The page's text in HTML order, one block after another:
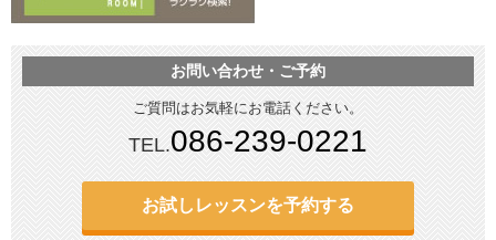
お問い合わせ・ご予約
ご質問はお気軽にお電話ください。
TEL.086-239-0221
お試しレッスンを予約する